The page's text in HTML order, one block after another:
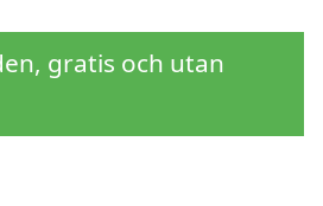
gratis och utan